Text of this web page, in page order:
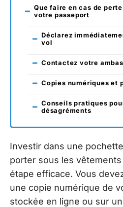
Que faire en cas de
votre passeport
Déclarez
vol
Contactez votre
Copies numériques et
Conseils pratiques
désagréments
Investir dans une
porter sous les
étape efficace. Vous
une copie numérique de
stockée en ligne ou sur